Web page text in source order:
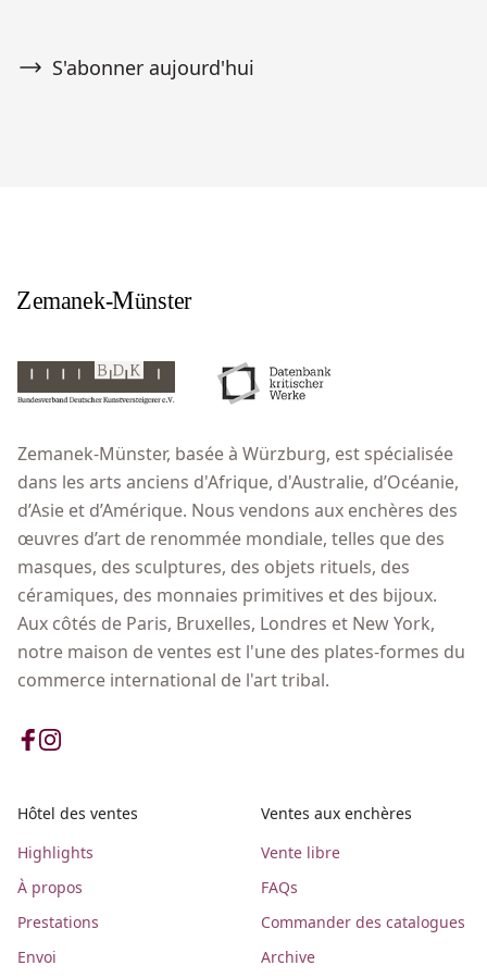
S'abonner aujourd'hui
Zemanek-Münster, basée à Würzburg, est spécialisée
dans les arts anciens d'Afrique, d'Australie, d’Océanie,
d’Asie et d’Amérique. Nous vendons aux enchères des
œuvres d’art de renommée mondiale, telles que des
masques, des sculptures, des objets rituels, des
céramiques, des monnaies primitives et des bijoux.
Aux côtés de Paris, Bruxelles, Londres et New York,
notre maison de ventes est l'une des plates-formes du
commerce international de l'art tribal.
Hôtel des ventes
Highlights
À propos
Prestations
Envoi
Ventes aux enchères
Vente libre
FAQs
Commander des catalogues
Archive